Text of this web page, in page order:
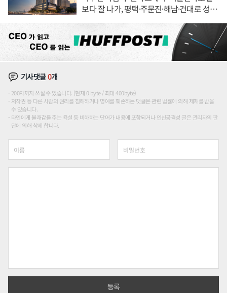
보다 잘 나가, 평택·주문진·해남·건대로 성
기사댓글0개
200자까지 쓰실 수 있습니다. (현재 0 byte / 최대 400byte)
저작권 등 다른 사람의 권리를 침해하거나 명예를 훼손하는 댓글은 관련 법률에 의해 제재를 받을
수 있습니다.
타인에게 불쾌감을 주는 욕설 등 비하하는 단어가 내용에 포함되거나 인신공격성 글은 관리자의 판
단에 의해 삭제 합니다.